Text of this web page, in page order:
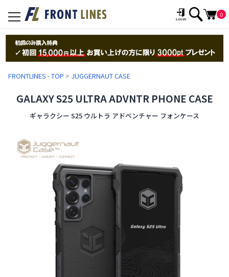
toggle
navigation
0
FRONTLINES - TOP > JUGGERNAUT CASE
GALAXY S25 ULTRA ADVNTR PHONE CASE
ギャラクシー S25 ウルトラ アドベンチャー フォンケース